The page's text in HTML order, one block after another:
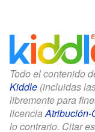
Todo el contenido
Kiddle (incluidas
libremente para
licenciaAtribución-
lo contrario. Citar